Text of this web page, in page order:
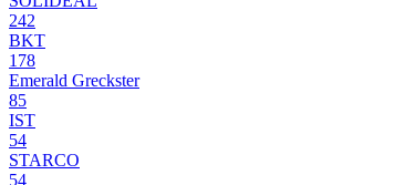
242
BKT
178
Emerald Greckster
85
IST
54
STARCO
54